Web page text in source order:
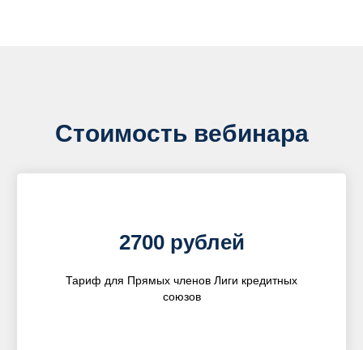
Стоимость вебинара
2700 рублей
Тариф для Прямых членов Лиги кредитных
союзов